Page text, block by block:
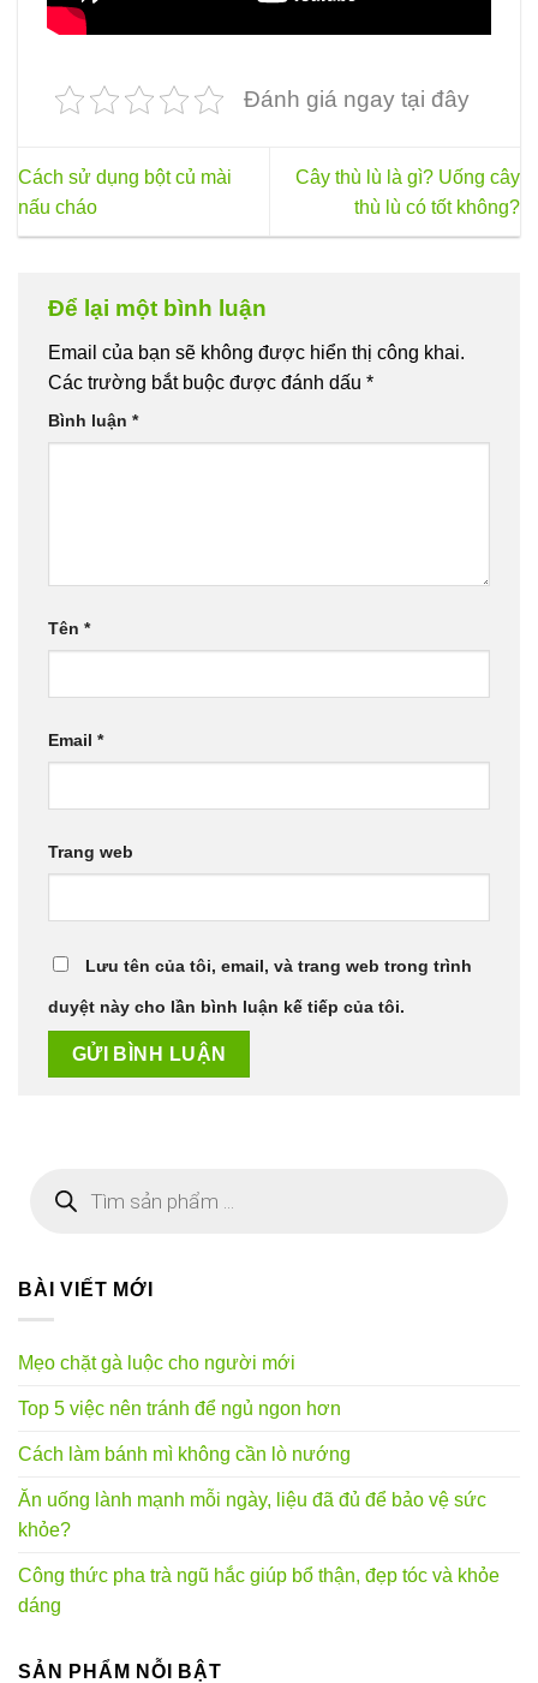
Đánh giá ngay tại đây
Cách sử dụng bột củ mài
nấu cháo
Cây thù lù là gì? Uống cây
thù lù có tốt không?
Để lại một bình luận
Email của bạn sẽ không được hiển thị công khai.
Các trường bắt buộc được đánh dấu *
Bình luận *
Tên *
Email *
Trang web
Lưu tên của tôi, email, và trang web trong trình
duyệt này cho lần bình luận kế tiếp của tôi.
kiếm
BÀI VIẾT MỚI
Mẹo chặt gà luộc cho người mới
Top 5 việc nên tránh để ngủ ngon hơn
Cách làm bánh mì không cần lò nướng
Ăn uống lành mạnh mỗi ngày, liệu đã đủ để bảo vệ sức
khỏe?
Công thức pha trà ngũ hắc giúp bổ thận, đẹp tóc và khỏe
dáng
SẢN PHẨM NỖI BẬT